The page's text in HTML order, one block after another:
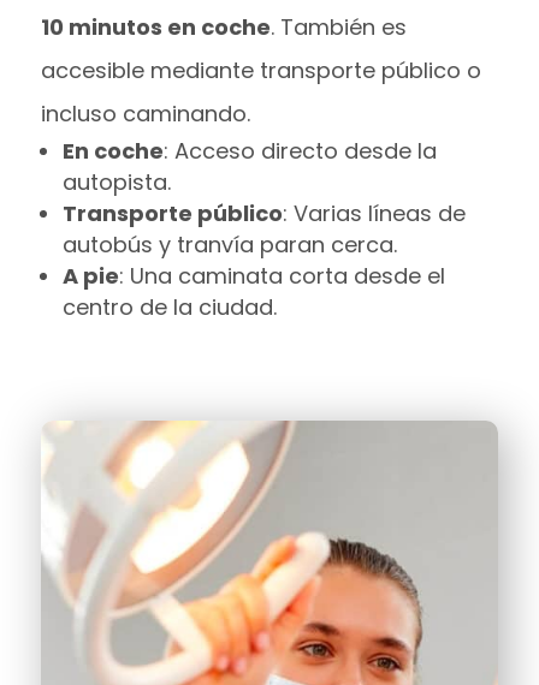
10 minutos en coche. También es
accesible mediante transporte público o
incluso caminando.
En coche: Acceso directo desde la
autopista.
Transporte público: Varias líneas de
autobús y tranvía paran cerca.
A pie: Una caminata corta desde el
centro de la ciudad.